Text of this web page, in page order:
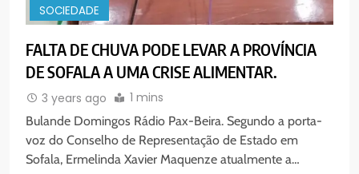
7
MERCADO DE INHAMÍZUA:
MUNICÍPIO DIZ QUE
TRANSFERÊNCIA DOS
VENDEDORES FOI ACEITE, MAS
SURGIRAM RESISTÊNCIAS PELO
CAMINHO
PORTUGUÊS SOCIEDADE
8
PAX NOTICIAS EDIÇÃO 28 DE
JUNHO DE 2026
SOCIEDADE
FALTA DE CHUVA PODE LEVAR A PROVÍNCIA
DE SOFALA A UMA CRISE ALIMENTAR.
3 years ago 1 mins
Bulande Domingos Rádio Pax-Beira. Segundo a porta-
voz do Conselho de Representação de Estado em
Sofala, Ermelinda Xavier Maquenze atualmente a…